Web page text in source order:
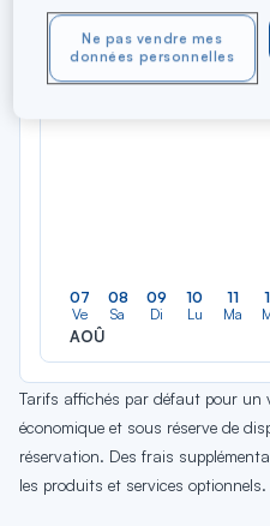
07
Ve
AOÛ
08
Sa
09
Di
10
Lu
11
Ma
Tarifs affichés par défaut pour un
économique et sous réserve de
réservation. Des frais
les produits et services optionnels.
Ne pas vendre mes
données personnelles